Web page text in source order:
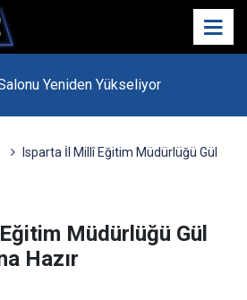
Yeniden Yükseliyor
Isparta İl Millî Eğitim Müdürlüğü Gül
Müdürlüğü Gül
Hazır